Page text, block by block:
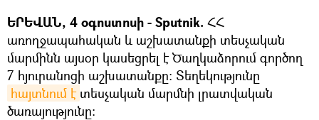
ԵՐԵՎԱՆ, 4 օգոստոսի - Sputnik. ՀՀ
առողջապահական և աշխատանքի տեսչական
մարմինն այսօր կասեցրել է Ծաղկաձորում գործող
7 հյուրանոցի աշխատանքը։ Տեղեկությունը
հայտնում է տեսչական մարմնի լրատվական
ծառայությունը։